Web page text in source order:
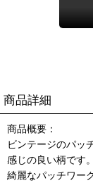
商品詳細
商品概要：
ビンテージのパッ
感じの良い柄です。
綺麗なパッチワー